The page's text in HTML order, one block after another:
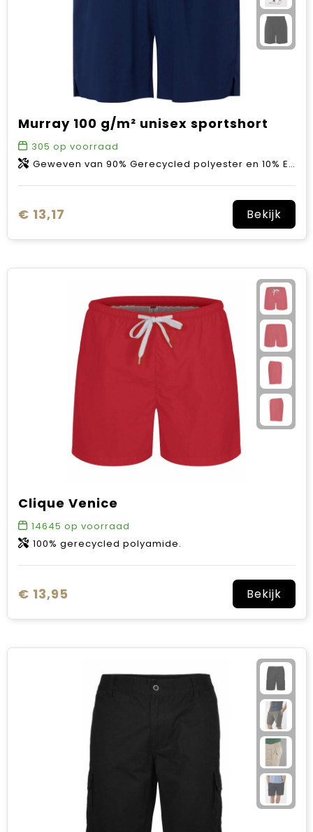
Murray 100 g/m² unisex sportshort
305 op voorraad
Geweven van 90% Gerecycled polyester en 10% Elastaan, 100 g/m2
€ 13,17 Bekijk
Clique Venice
14645 op voorraad
100% gerecycled polyamide.
€ 13,95 Bekijk